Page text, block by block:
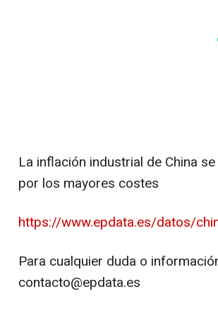
La inflación industrial de China
por los mayores costes
https://www.epdata.es/datos/
Para cualquier duda o
contacto@epdata.es